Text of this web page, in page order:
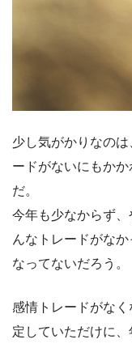
少し気がかりなの
ードがないにもか
だ。
今年も少なからず
んなトレードがな
なってないだろう。
感情トレードがな
定していただけに